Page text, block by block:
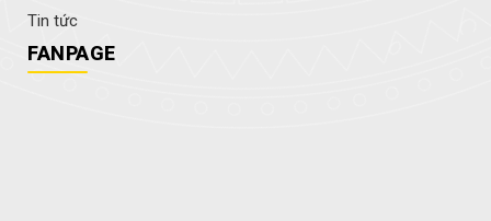
Tin tức
FANPAGE